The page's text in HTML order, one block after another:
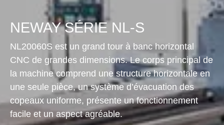
NEWAY SÉRIE NL-S
NL20060S est un grand tour à banc horizontal
CNC de grandes dimensions. Le corps principal de
la machine comprend une structure horizontale en
une seule pièce, un système d’évacuation des
copeaux uniforme, présente un fonctionnement
facile et un aspect agréable.